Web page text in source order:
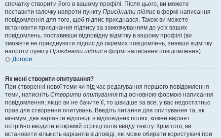
спочатку створити його в вашому профілі. Після цього, ви можете
поставити галочку напроти пункту Приєднати підпис в формі написання
повідомлення для того, щоб підпис приєднався. Також ви можете
встановити приєднання підпису за замовчуванням до усіх ваших
повідомлень, поставивши відповідну відмітку в вашому профілі (ви
зможете не приєднувати підпис до окремих повідомлень, знявши відмітку
напроти пункту Приєднати підпис в формі написання повідомлення).
Догори
Як мені створити опитування?
При створенні нової теми чи під час редагування першого повідомлення
теми, натисніть Створити опитування під основною формою написання
повідомлення; якщо ви не бачите її, то швидше за все, у вас недостатньо
прав для створення опитувань. Введіть питання для опитування та, як
мінімум, два варіанти відповіді в відповідних полях, кожен варіант
потрібно вводити в окремій стрічці поля вводу тексту. Крім того, ви
встановити кількість варіантів відповіді, які може обирати користувачі при